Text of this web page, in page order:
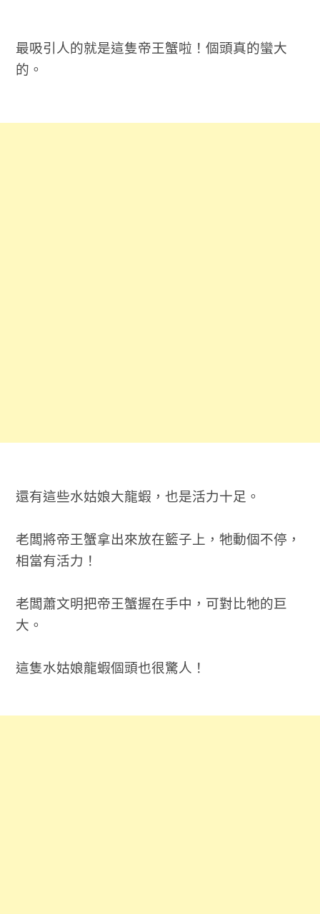
最吸引人的就是這隻帝王蟹啦！個頭真的蠻大
的。
還有這些水姑娘大龍蝦，也是活力十足。
老闆將帝王蟹拿出來放在籃子上，牠動個不停，
相當有活力！
老闆蕭文明把帝王蟹握在手中，可對比牠的巨
大。
這隻水姑娘龍蝦個頭也很驚人！